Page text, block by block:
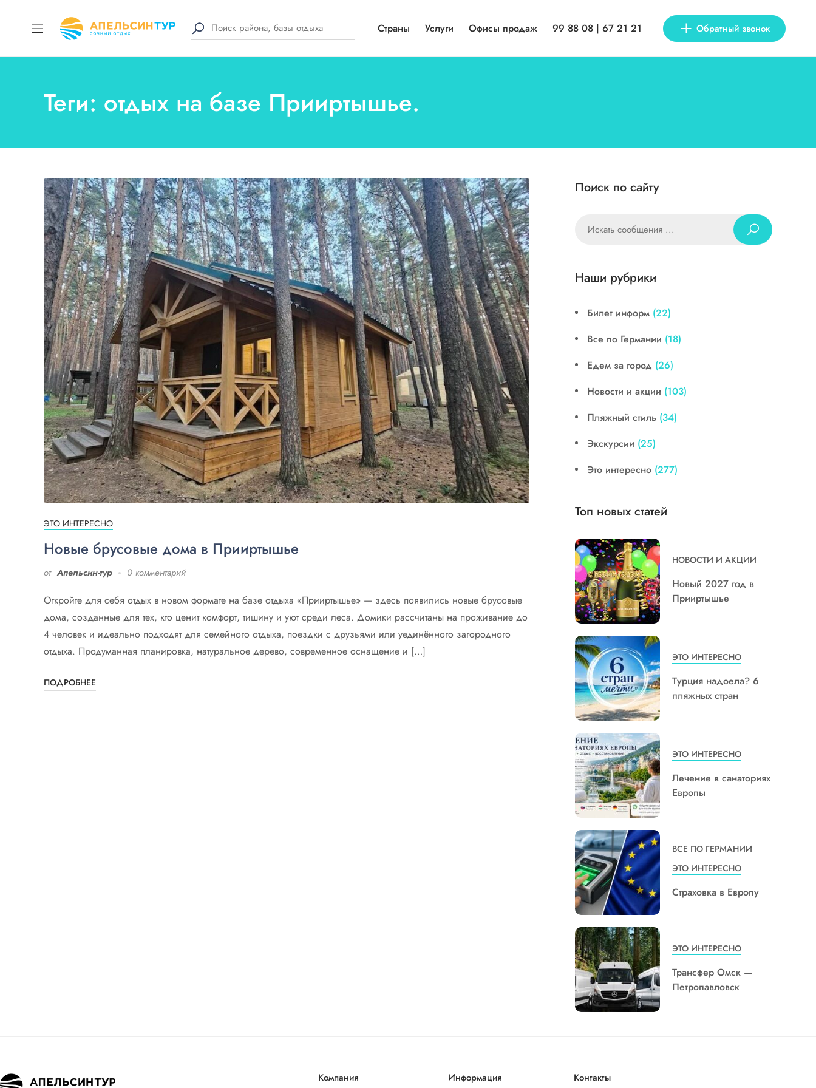
Страны Услуги Офисы продаж 99 88 08 | 67 21 21 Обратный звонок
Теги: отдых на базе Прииртышье.
ЭТО ИНТЕРЕСНО
Новые брусовые дома в Прииртышье
от Апельсин-тур 0 комментарий
Откройте для себя отдых в новом формате на базе отдыха «Прииртышье» — здесь появились новые брусовые
дома, созданные для тех, кто ценит комфорт, тишину и уют среди леса. Домики рассчитаны на проживание до
4 человек и идеально подходят для семейного отдыха, поездки с друзьями или уединённого загородного
отдыха. Продуманная планировка, натуральное дерево, современное оснащение и […]
ПОДРОБНЕЕ
Поиск по сайту
Наши рубрики
Билет информ (22)
Все по Германии (18)
Едем за город (26)
Новости и акции (103)
Пляжный стиль (34)
Экскурсии (25)
Это интересно (277)
Топ новых статей
НОВОСТИ И АКЦИИ
Новый 2027 год в
Прииртышье
ЭТО ИНТЕРЕСНО
Турция надоела? 6
пляжных стран
ЭТО ИНТЕРЕСНО
Лечение в санаториях
Европы
ВСЕ ПО ГЕРМАНИИ
ЭТО ИНТЕРЕСНО
Страховка в Европу
ЭТО ИНТЕРЕСНО
Трансфер Омск —
Петропавловск
Компания Информация Контакты